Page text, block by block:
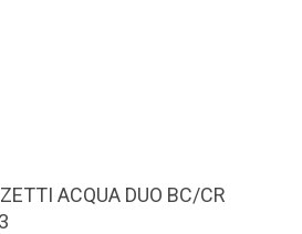
ACQUA DUO BC/CR